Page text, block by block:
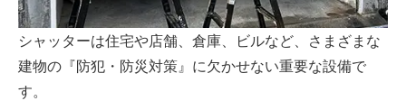
シャッターは住宅や店舗、倉庫、ビルなど、さまざまな
建物の『防犯・防災対策』に欠かせない重要な設備で
す。